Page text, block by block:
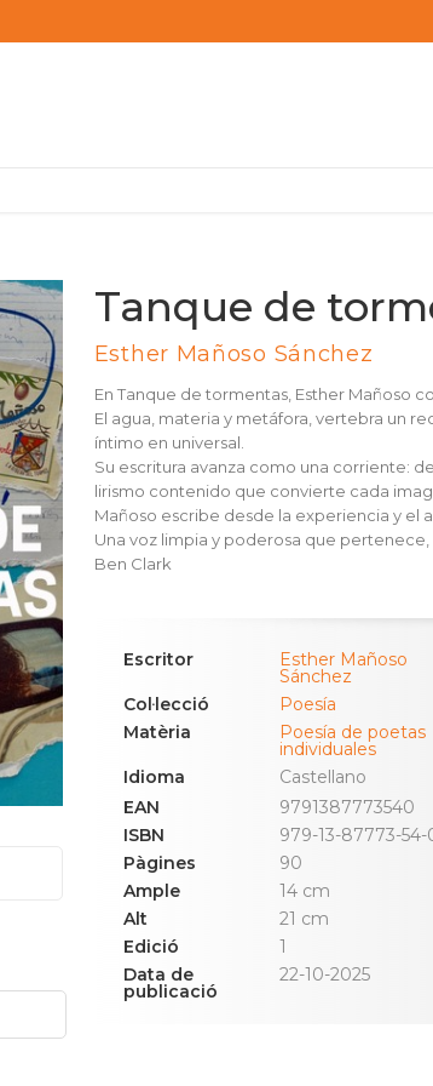
Tanque de
Esther Mañoso Sánchez
En Tanque de tormentas, Esther Mañoso
El agua, materia y metáfora, vertebra un
íntimo en universal.
Su escritura avanza como una corriente:
lirismo contenido que convierte cada
Mañoso escribe desde la experiencia y el
Una voz limpia y poderosa que
Ben Clark
Escritor Esther Mañoso
Sánchez
Col·lecció
Poesía
Matèria
Poesía de poetas
individuales
Idioma
Castellano
EAN
9791387773540
ISBN
979-13-87773-54-
Pàgines
90
Ample
14 cm
Alt
21 cm
Edició
1
Data de
publicació
22-10-2025